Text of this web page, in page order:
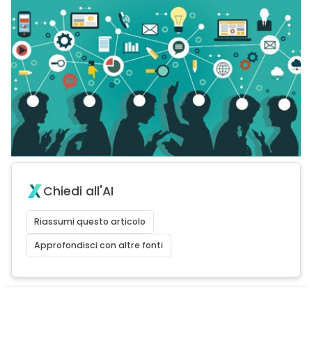
Chiedi all'AI
Riassumi questo articolo
Approfondisci con altre fonti